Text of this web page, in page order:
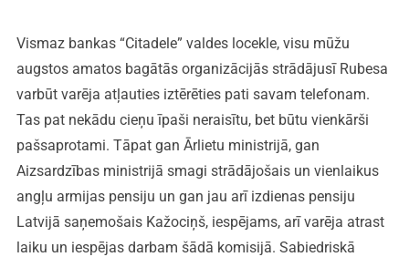
Vismaz bankas “Citadele” valdes locekle, visu mūžu
augstos amatos bagātās organizācijās strādājusī Rubesa
varbūt varēja atļauties iztērēties pati savam telefonam.
Tas pat nekādu cieņu īpaši neraisītu, bet būtu vienkārši
pašsaprotami. Tāpat gan Ārlietu ministrijā, gan
Aizsardzības ministrijā smagi strādājošais un vienlaikus
angļu armijas pensiju un gan jau arī izdienas pensiju
Latvijā saņemošais Kažociņš, iespējams, arī varēja atrast
laiku un iespējas darbam šādā komisijā. Sabiedriskā